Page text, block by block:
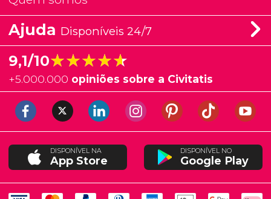
Ajuda Disponíveis 24/7
9,1/10★★★★★
★★★★★
+5.000.000 opiniões sobre a Civitatis
DISPONÍVEL NA
App Store
DISPONÍVEL NO
Google Play